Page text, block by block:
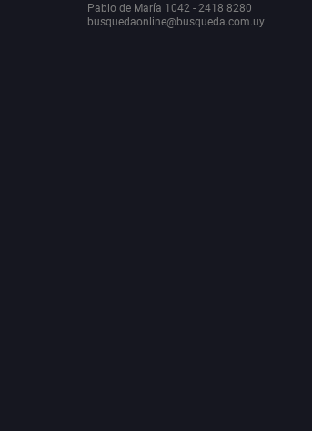
Pablo de María 1042 - 2418 8280
busquedaonline@busqueda.com.uy